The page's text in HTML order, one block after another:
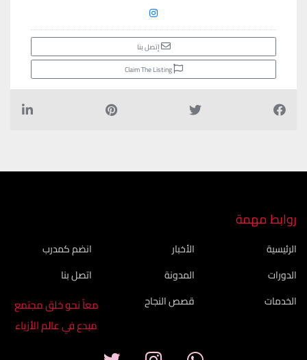
إتصل بنا
Claim The Listing
روابط مهمة
الرئيسية
الدورات
الخدمات
الأخبار
المدونة
قصص النجاح
انضم كمدرب
اتصل بنا
معاً نحو خلق مجتمع
مبدع في عالم الأزياء